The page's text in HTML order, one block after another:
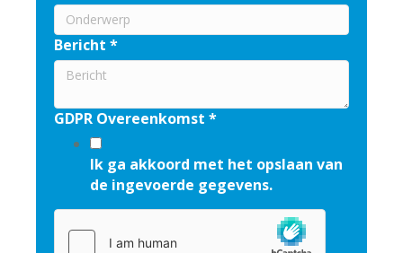
Bericht *
GDPR Overeenkomst *
Ik ga akkoord met het opslaan van
de ingevoerde gegevens.